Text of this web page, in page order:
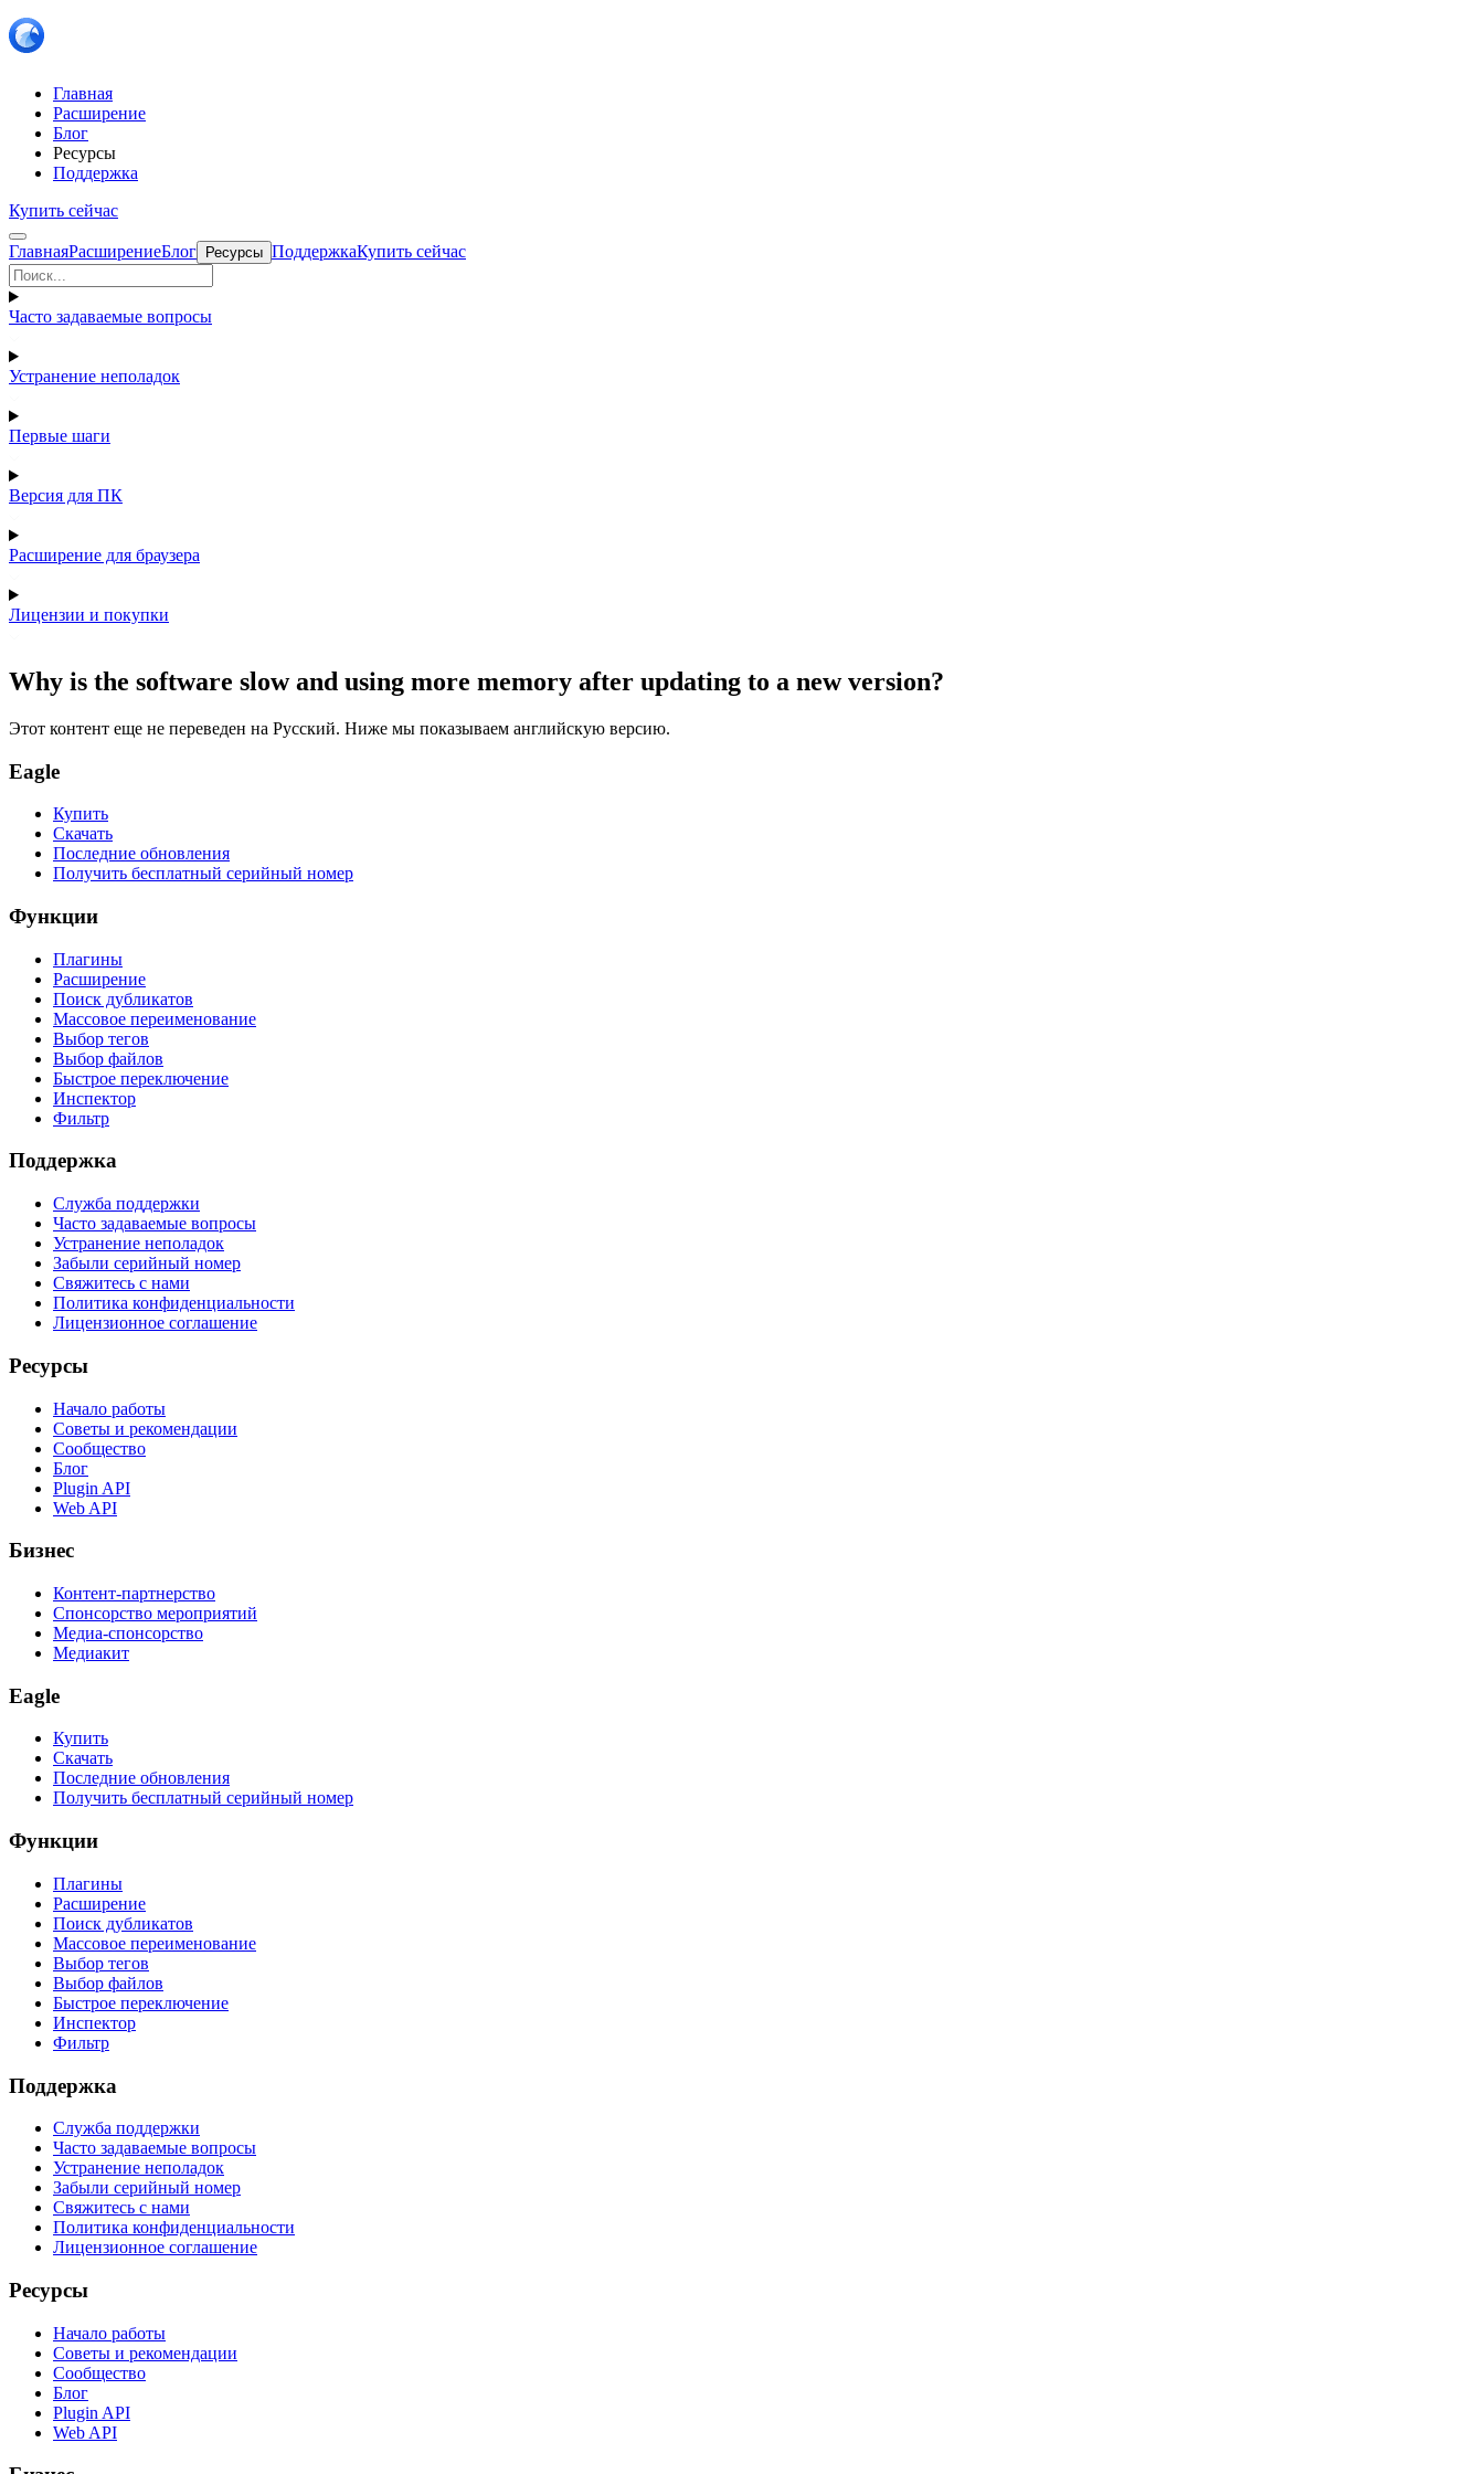
Главная
Расширение
Блог
Ресурсы
Поддержка
Купить сейчас
ГлавнаяРасширениеБлог Ресурсы ПоддержкаКупить сейчас
Часто задаваемые вопросы
Устранение неполадок
Первые шаги
Версия для ПК
Расширение для браузера
Лицензии и покупки
Why is the software slow and using more memory after updating to a new version?
Этот контент еще не переведен на Русский. Ниже мы показываем английскую версию.
Eagle
Купить
Скачать
Последние обновления
Получить бесплатный серийный номер
Функции
Плагины
Расширение
Поиск дубликатов
Массовое переименование
Выбор тегов
Выбор файлов
Быстрое переключение
Инспектор
Фильтр
Поддержка
Служба поддержки
Часто задаваемые вопросы
Устранение неполадок
Забыли серийный номер
Свяжитесь с нами
Политика конфиденциальности
Лицензионное соглашение
Ресурсы
Начало работы
Советы и рекомендации
Сообщество
Блог
Plugin API
Web API
Бизнес
Контент-партнерство
Спонсорство мероприятий
Медиа-спонсорство
Медиакит
Eagle
Купить
Скачать
Последние обновления
Получить бесплатный серийный номер
Функции
Плагины
Расширение
Поиск дубликатов
Массовое переименование
Выбор тегов
Выбор файлов
Быстрое переключение
Инспектор
Фильтр
Поддержка
Служба поддержки
Часто задаваемые вопросы
Устранение неполадок
Забыли серийный номер
Свяжитесь с нами
Политика конфиденциальности
Лицензионное соглашение
Ресурсы
Начало работы
Советы и рекомендации
Сообщество
Блог
Plugin API
Web API